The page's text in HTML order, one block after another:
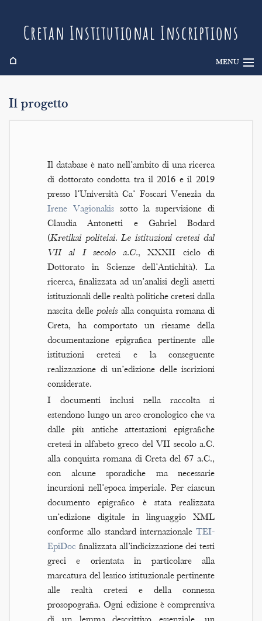
Cretan Institutional Inscriptions
⌂ MENU
Il progetto
Il database è nato nell’ambito di una ricerca
di dottorato condotta tra il 2016 e il 2019
presso l’Università Ca’ Foscari Venezia da
Irene Vagionakissotto la supervisione di
Claudia Antonetti e Gabriel Bodard
(Kretikai politeiai. Le istituzioni cretesi dal
VII al I secolo a.C., XXXII ciclo di
Dottorato in Scienze dell’Antichità). La
ricerca, finalizzata ad un’analisi degli assetti
istituzionali delle realtà politiche cretesi dalla
nascita delle poleisalla conquista romana di
Creta, ha comportato un riesame della
documentazione epigrafica pertinente alle
istituzioni cretesi e la conseguente
realizzazione di un’edizione delle iscrizioni
considerate.
I documenti inclusi nella raccolta si
estendono lungo un arco cronologico che va
dalle più antiche attestazioni epigrafiche
cretesi in alfabeto greco del VII secolo a.C.
alla conquista romana di Creta del 67 a.C.,
con alcune sporadiche ma necessarie
incursioni nell’epoca imperiale. Per ciascun
documento epigrafico è stata realizzata
un’edizione digitale in linguaggio XML
conforme allo standard internazionale TEI-
EpiDoc finalizzata all’indicizzazione dei testi
greci e orientata in particolare alla
marcatura del lessico istituzionale pertinente
alle realtà cretesi e della connessa
prosopografia. Ogni edizione è comprensiva